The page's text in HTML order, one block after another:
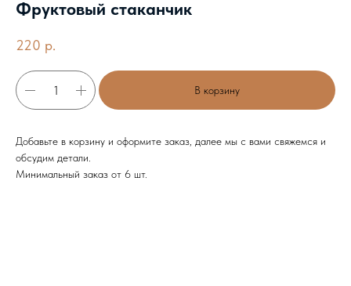
Фруктовый стаканчик
220 р.
В корзину
Добавьте в корзину и оформите заказ, далее мы с вами свяжемся и
обсудим детали.
Минимальный заказ от 6 шт.